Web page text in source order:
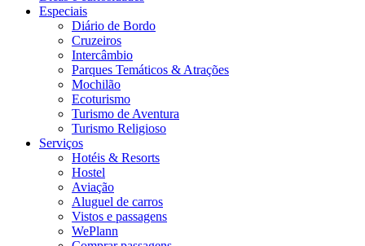
Especiais
Diário de Bordo
Cruzeiros
Intercâmbio
Parques Temáticos & Atrações
Mochilão
Ecoturismo
Turismo de Aventura
Turismo Religioso
Serviços
Hotéis & Resorts
Hostel
Aviação
Aluguel de carros
Vistos e passagens
WePlann